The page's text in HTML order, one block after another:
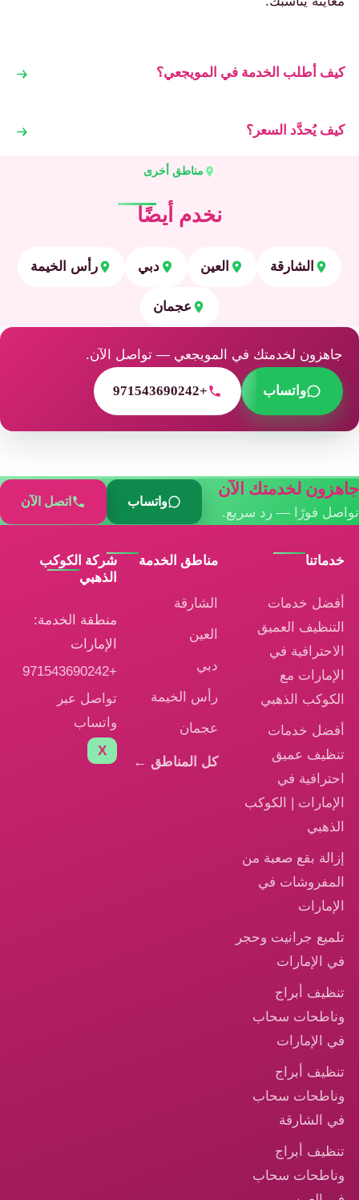
كيف أطلب الخدمة في المويجعي؟
كيف يُحدَّد السعر؟
مناطق أخرى
نخدم أيضًا
الشارقة العين دبي رأس الخيمة
عجمان
جاهزون لخدمتك في المويجعي — تواصل الآن.
واتساب +971543690242
جاهزون لخدمتك الآن
تواصل فورًا — رد سريع.
واتساب اتصل الآن
خدماتنا
أفضل خدمات
التنظيف العميق
الاحترافية في
الإمارات مع
الكوكب الذهبي
أفضل خدمات
تنظيف عميق
احترافية في
الإمارات | الكوكب
الذهبي
إزالة بقع صعبة من
المفروشات في
الإمارات
تلميع جرانيت وحجر
في الإمارات
تنظيف أبراج
وناطحات سحاب
في الإمارات
تنظيف أبراج
وناطحات سحاب
في الشارقة
تنظيف أبراج
وناطحات سحاب
مناطق الخدمة
الشارقة
العين
دبي
رأس الخيمة
عجمان
كل المناطق ←
شركة الكوكب
الذهبي
منطقة الخدمة:
الإمارات
+971543690242
تواصل عبر
واتساب
X